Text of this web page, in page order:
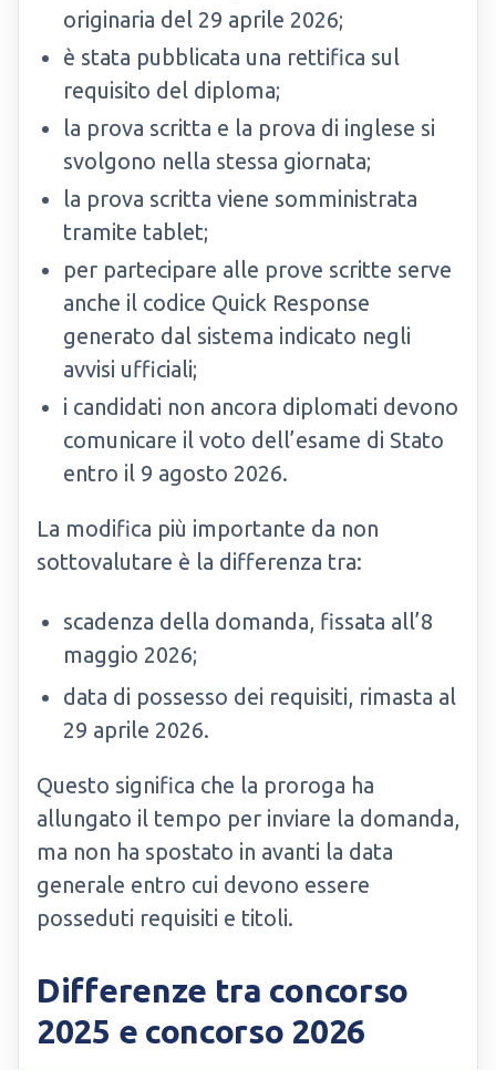
originaria del 29 aprile 2026;
è stata pubblicata una rettifica sul
requisito del diploma;
la prova scritta e la prova di inglese si
svolgono nella stessa giornata;
la prova scritta viene somministrata
tramite tablet;
per partecipare alle prove scritte serve
anche il codice Quick Response
generato dal sistema indicato negli
avvisi ufficiali;
i candidati non ancora diplomati devono
comunicare il voto dell’esame di Stato
entro il 9 agosto 2026.
La modifica più importante da non
sottovalutare è la differenza tra:
scadenza della domanda, fissata all’8
maggio 2026;
data di possesso dei requisiti, rimasta al
29 aprile 2026.
Questo significa che la proroga ha
allungato il tempo per inviare la domanda,
ma non ha spostato in avanti la data
generale entro cui devono essere
posseduti requisiti e titoli.
Differenze tra concorso
2025 e concorso 2026